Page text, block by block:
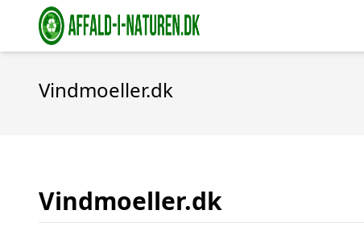
Vindmoeller.dk
Vindmoeller.dk